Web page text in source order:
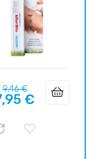
Базовая
цена
9,46 €Цена
€